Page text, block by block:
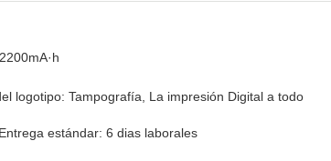
2200mA·h
logotipo: Tampografía, La impresión Digital a todo
estándar: 6 dias laborales